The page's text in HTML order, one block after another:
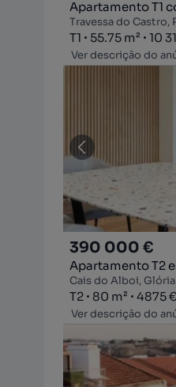
Apartamento T1
Travessa do Castro,
Tipologia
T1
Zona55.75 m²
Preço por metro
10
Ver descrição do
390 000 €
Apartamento T2
Cais do Alboi,
Tipologia
T2
Zona80 m²
Preço por metro
4875 €
Ver descrição do